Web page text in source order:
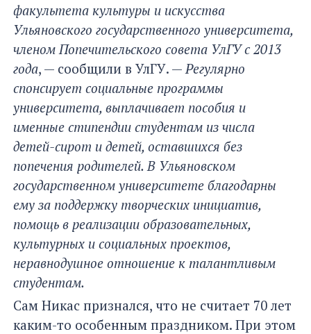
факультета культуры и искусства
Ульяновского государственного университета,
членом Попечительского совета УлГУ с 2013
года, — сообщили в УлГУ. — Регулярно
спонсирует социальные программы
университета, выплачивает пособия и
именные стипендии студентам из числа
детей-сирот и детей, оставшихся без
попечения родителей. В Ульяновском
государственном университете благодарны
ему за поддержку творческих инициатив,
помощь в реализации образовательных,
культурных и социальных проектов,
неравнодушное отношение к талантливым
студентам.
Сам Никас признался, что не считает 70 лет
каким-то особенным праздником. При этом